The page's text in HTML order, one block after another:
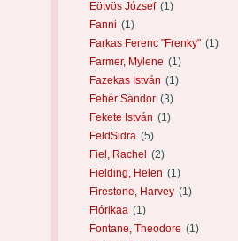
Eötvös József (1)
Fanni (1)
Farkas Ferenc "Frenky" (1)
Farmer, Mylene (1)
Fazekas István (1)
Fehér Sándor (3)
Fekete István (1)
FeldSidra (5)
Fiel, Rachel
(2)
Fielding, Helen (1)
Firestone, Harvey (1)
Flórikaa (1)
Fontane, Theodore (1)